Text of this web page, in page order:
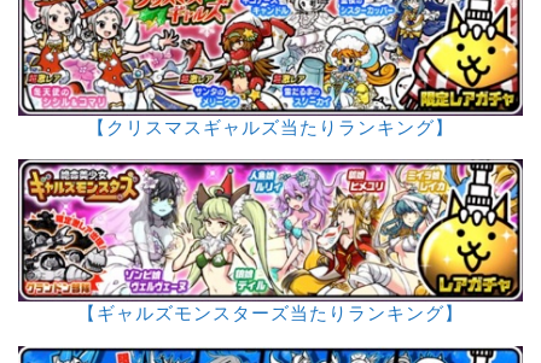
【クリスマスギャルズ当たりランキング】
【ギャルズモンスターズ当たりランキング】